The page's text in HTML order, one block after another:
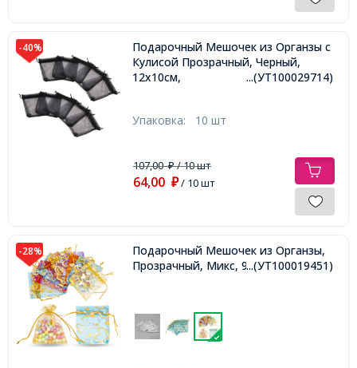
-40%
Подарочный Мешочек из Органзы с
Кулисой Прозрачный, Черный,
12х10см,
...(УТ100029714)
Упаковка: 10 шт
107,00₽/ 10 шт
64,00 ₽/ 10 шт
-28%
Подарочный Мешочек из Органзы,
Прозрачный, Микс, 9x7см,...(УТ100019451)